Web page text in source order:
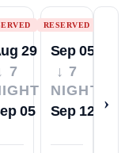
29
7
05
RESERVED
Sep 05
↓ 7
NIGHTS
Sep 12
›